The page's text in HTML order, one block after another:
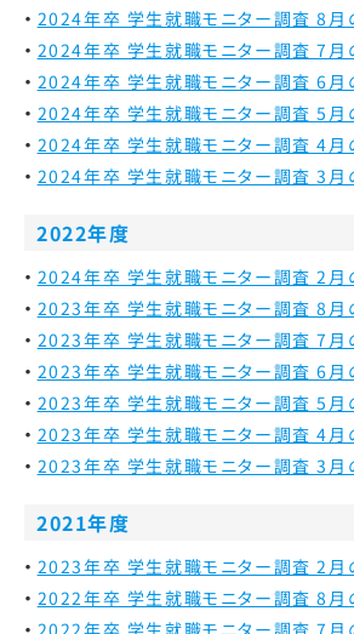
2024年卒 学生就職モニター調査 8月
2024年卒 学生就職モニター調査 7月
2024年卒 学生就職モニター調査 6月
2024年卒 学生就職モニター調査 5月
2024年卒 学生就職モニター調査 4月
2024年卒 学生就職モニター調査 3月
2022年度
2024年卒 学生就職モニター調査 2月
2023年卒 学生就職モニター調査 8月
2023年卒 学生就職モニター調査 7月
2023年卒 学生就職モニター調査 6月
2023年卒 学生就職モニター調査 5月
2023年卒 学生就職モニター調査 4月
2023年卒 学生就職モニター調査 3月
2021年度
2023年卒 学生就職モニター調査 2月
2022年卒 学生就職モニター調査 8月
2022年卒 学生就職モニター調査 7月